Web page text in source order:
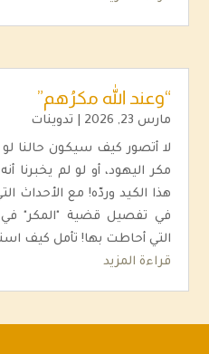
“وعند الله مكرُهم”
مارس 23, 2026 تدوينات
لا أتصور كيف سيكون حالنا لو
مكر اليهود، أو لو لم يخبرنا
هذا الكيد وردّه! مع الأحداث
في تفصيل قضية "المكر" في
التي أحاطت بها! تأمل كيف
قراءة المزيد